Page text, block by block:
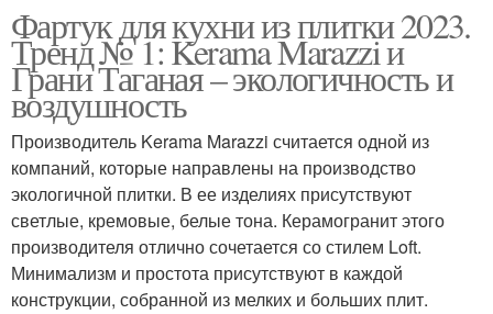
Фартук для кухни из плитки 2023.
Тренд № 1: Kerama Marazzi и
Грани Таганая – экологичность и
воздушность
Производитель Kerama Marazzi считается одной из
компаний, которые направлены на производство
экологичной плитки. В ее изделиях присутствуют
светлые, кремовые, белые тона. Керамогранит этого
производителя отлично сочетается со стилем Loft.
Минимализм и простота присутствуют в каждой
конструкции, собранной из мелких и больших плит.